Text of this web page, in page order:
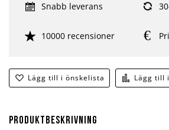
Lägg till i önskelista Lägg till
Snabb leverans
10000 recensioner
Produktbeskrivning